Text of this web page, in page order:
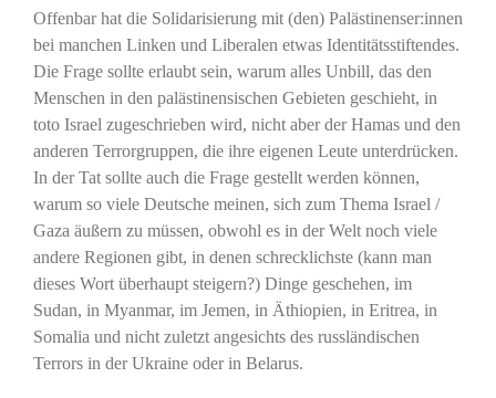
Offenbar hat die Solidarisierung mit (den) Palästinenser:innen
bei manchen Linken und Liberalen etwas Identitätsstiftendes.
Die Frage sollte erlaubt sein, warum alles Unbill, das den
Menschen in den palästinensischen Gebieten geschieht, in
toto Israel zugeschrieben wird, nicht aber der Hamas und den
anderen Terrorgruppen, die ihre eigenen Leute unterdrücken.
In der Tat sollte auch die Frage gestellt werden können,
warum so viele Deutsche meinen, sich zum Thema Israel /
Gaza äußern zu müssen, obwohl es in der Welt noch viele
andere Regionen gibt, in denen schrecklichste (kann man
dieses Wort überhaupt steigern?) Dinge geschehen, im
Sudan, in Myanmar, im Jemen, in Äthiopien, in Eritrea, in
Somalia und nicht zuletzt angesichts des russländischen
Terrors in der Ukraine oder in Belarus.